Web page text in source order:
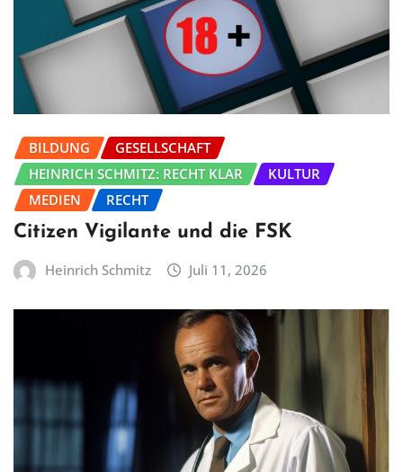
BILDUNG
GESELLSCHAFT
HEINRICH SCHMITZ: RECHT KLAR
KULTUR
MEDIEN
RECHT
Citizen Vigilante und die FSK
Heinrich Schmitz Juli 11, 2026